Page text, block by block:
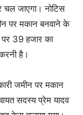
चल जाएगा। नोटिस
पर मकान बनवाने के
पर 39 हजार का
है।
जमीन पर मकान
सदस्य प्रेम यादव